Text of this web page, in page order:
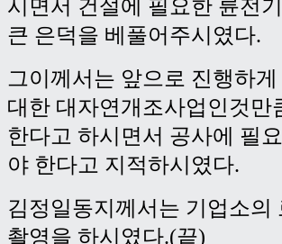
시면서 건설에 필요한 륜전
큰 은덕을 베풀어주시였다.
그이께서는 앞으로 진행하
대한 대자연개조사업인것
한다고 하시면서 공사에 필
야 한다고 지적하시였다.
김정일동지께서는 기업소
촬영을 하시였다.(끝)